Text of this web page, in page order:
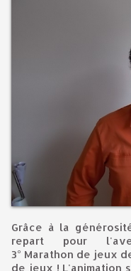
Grâce à la générosité de ses bénévoles, Ludambule
repart pour
3° Marathon de jeux
de jeux ! L'animation